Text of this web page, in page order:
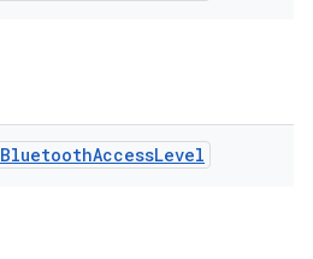
BluetoothAccessLevel